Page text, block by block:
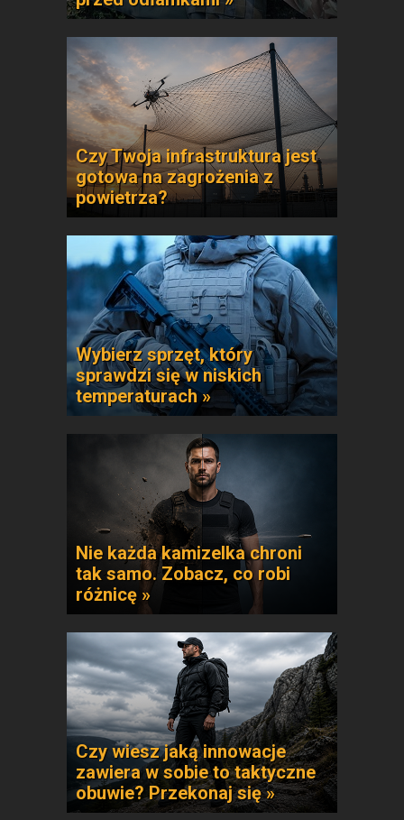
Czy Twoja infrastruktura jest
gotowa na zagrożenia z
powietrza?
Wybierz sprzęt, który
sprawdzi się w niskich
temperaturach »
Nie każda kamizelka chroni
tak samo. Zobacz, co robi
różnicę »
Czy wiesz jaką innowacje
zawiera w sobie to taktyczne
obuwie? Przekonaj się »